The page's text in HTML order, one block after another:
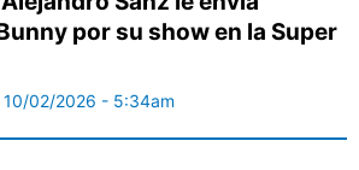
por su show en la Super
10/02/2026 - 5:34am